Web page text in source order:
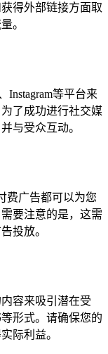
得外部链接方面取
。
Instagram等平台来
了成功进行社交媒
与受众互动。
费广告都可以为您
要注意的是，这需
投放。
容来吸引潜在受
形式。请确保您的
际利益。